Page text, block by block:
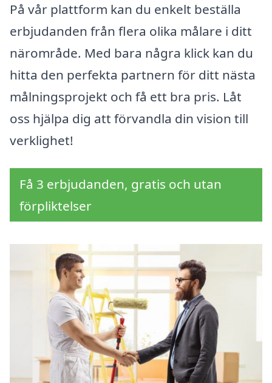
På vår plattform kan du enkelt beställa
erbjudanden från flera olika målare i ditt
närområde. Med bara några klick kan du
hitta den perfekta partnern för ditt nästa
målningsprojekt och få ett bra pris. Låt
oss hjälpa dig att förvandla din vision till
verklighet!
Få 3 erbjudanden, gratis och utan
förpliktelser